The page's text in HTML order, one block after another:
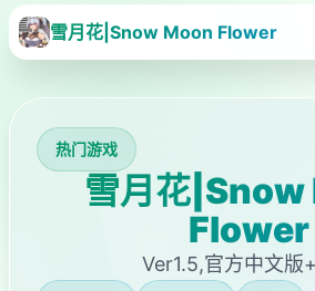
雪月花|Snow Moon Flower
热门游戏
雪月花
Flower
Ver1.5,官方中文版